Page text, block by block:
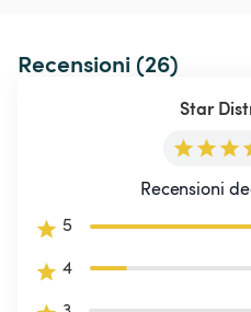
Recensioni (26)
Star
Recensioni
5
4